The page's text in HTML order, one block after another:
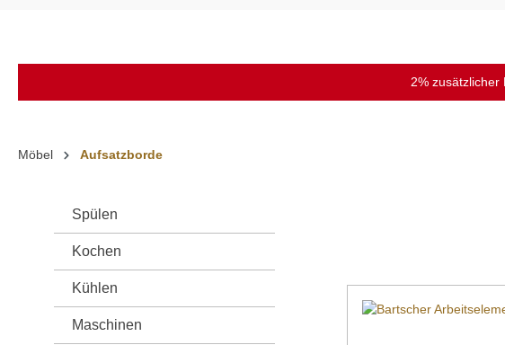
2% zusätzlicher
Möbel Aufsatzborde
Spülen
Kochen
Kühlen
Maschinen